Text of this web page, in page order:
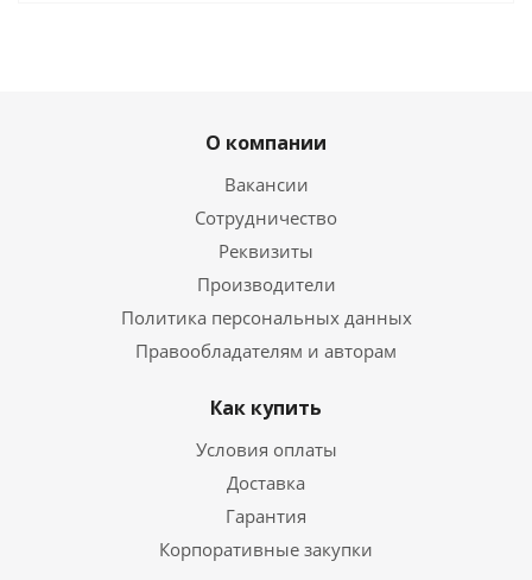
О компании
Вакансии
Сотрудничество
Реквизиты
Производители
Политика персональных данных
Правообладателям и авторам
Как купить
Условия оплаты
Доставка
Гарантия
Корпоративные закупки